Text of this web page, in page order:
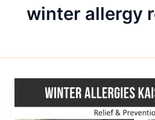
winter allergy
Winter
Allergies